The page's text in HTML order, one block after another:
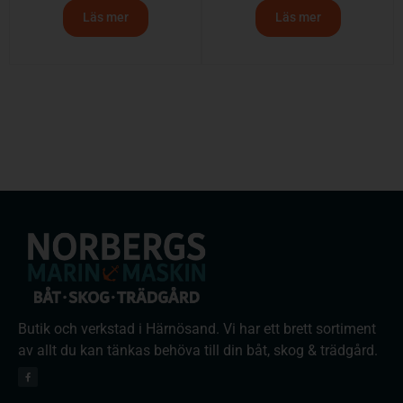
Läs mer Läs mer
Butik och verkstad i Härnösand. Vi har ett brett sortiment
av allt du kan tänkas behöva till din båt, skog & trädgård.